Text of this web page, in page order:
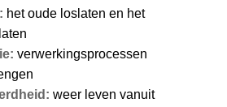
het oude loslaten en het
verwerkingsprocessen
weer leven vanuit